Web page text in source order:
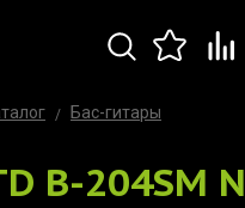
Бас-гитары
B-204SM